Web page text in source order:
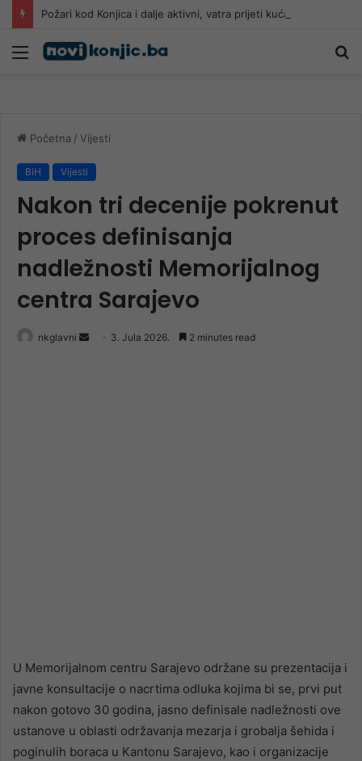
Meni
Početna / Vijesti
BiH Vijesti
Nakon tri decenije pokrenut
proces definisanja
nadležnosti Memorijalnog
centra Sarajevo
nkglavni
Send 3. Jula 2026. 2 minutes read
U Memorijalnom centru Sarajevo održane su prezentacija i
javne konsultacije o nacrtima odluka kojima bi se, prvi put
nakon gotovo 30 godina, jasno definisale nadležnosti ove
ustanove u oblasti održavanja mezarja i grobalja šehida i
poginulih boraca u Kantonu Sarajevo, kao i organizacije